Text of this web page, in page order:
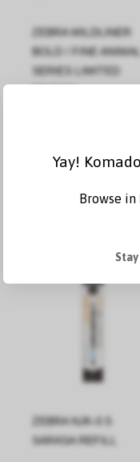
ZEBRA MILDLINER
BOLD / FINE ANIMAL
SERIES LIMITED
Katso
ZEBRA NJK-0.5
SARASA REFILL
Yay!
Browse in